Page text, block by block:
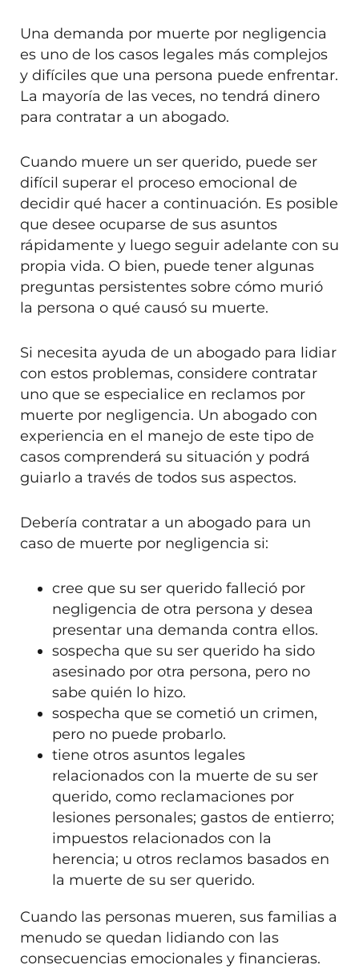
Una demanda por muerte por negligencia
es uno de los casos legales más complejos
y difíciles que una persona puede enfrentar.
La mayoría de las veces, no tendrá dinero
para contratar a un abogado.
Cuando muere un ser querido, puede ser
difícil superar el proceso emocional de
decidir qué hacer a continuación. Es posible
que desee ocuparse de sus asuntos
rápidamente y luego seguir adelante con su
propia vida. O bien, puede tener algunas
preguntas persistentes sobre cómo murió
la persona o qué causó su muerte.
Si necesita ayuda de un abogado para lidiar
con estos problemas, considere contratar
uno que se especialice en reclamos por
muerte por negligencia. Un abogado con
experiencia en el manejo de este tipo de
casos comprenderá su situación y podrá
guiarlo a través de todos sus aspectos.
Debería contratar a un abogado para un
caso de muerte por negligencia si:
cree que su ser querido falleció por
negligencia de otra persona y desea
presentar una demanda contra ellos.
sospecha que su ser querido ha sido
asesinado por otra persona, pero no
sabe quién lo hizo.
sospecha que se cometió un crimen,
pero no puede probarlo.
tiene otros asuntos legales
relacionados con la muerte de su ser
querido, como reclamaciones por
lesiones personales; gastos de entierro;
impuestos relacionados con la
herencia; u otros reclamos basados en
la muerte de su ser querido.
Cuando las personas mueren, sus familias a
menudo se quedan lidiando con las
consecuencias emocionales y financieras.